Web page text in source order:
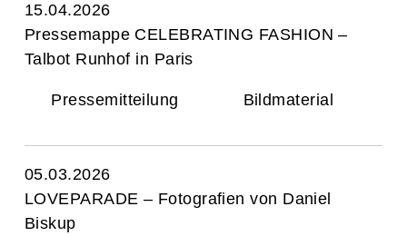
15.04.2026
Pressemappe CELEBRATING FASHION –
Talbot Runhof in Paris
Pressemitteilung Bildmaterial
05.03.2026
LOVEPARADE – Fotografien von Daniel
Biskup